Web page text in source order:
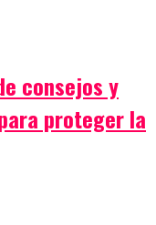
consejos y
proteger la